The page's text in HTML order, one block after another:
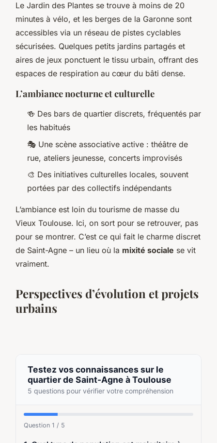
Le Jardin des Plantes se trouve à moins de 20
minutes à vélo, et les berges de la Garonne sont
accessibles via un réseau de pistes cyclables
sécurisées. Quelques petits jardins partagés et
aires de jeux ponctuent le tissu urbain, offrant des
espaces de respiration au cœur du bâti dense.
L’ambiance nocturne et culturelle
🍻 Des bars de quartier discrets, fréquentés par
les habitués
🎭 Une scène associative active : théâtre de
rue, ateliers jeunesse, concerts improvisés
🎨 Des initiatives culturelles locales, souvent
portées par des collectifs indépendants
L’ambiance est loin du tourisme de masse du
Vieux Toulouse. Ici, on sort pour se retrouver, pas
pour se montrer. C’est ce qui fait le charme discret
de Saint-Agne – un lieu où la mixité sociale se vit
vraiment.
Perspectives d’évolution et projets
urbains